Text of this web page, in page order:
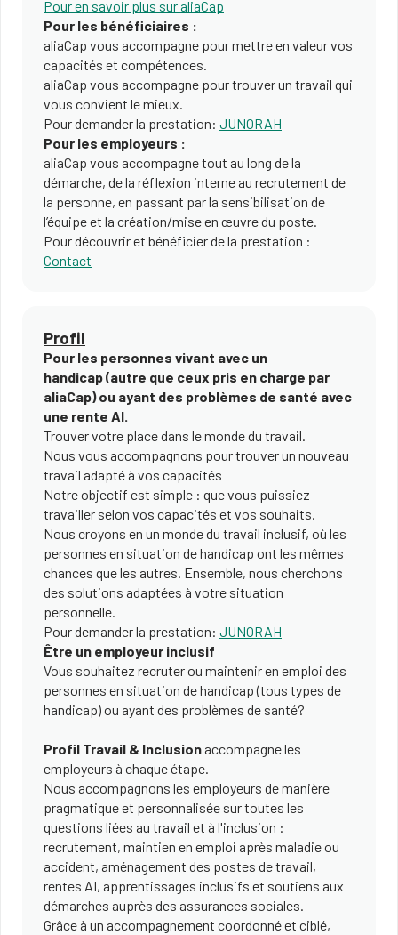
Pour en savoir plus sur aliaCap
Pour les bénéficiaires :
aliaCap vous accompagne pour mettre en valeur vos
capacités et compétences.
aliaCap vous accompagne pour trouver un travail qui
vous convient le mieux.
Pour demander la prestation: JUNORAH​
Pour les employeurs :
aliaCap vous accompagne tout au long de la
démarche, de la réflexion interne au recrutement de
la personne, en passant par la sensibilisation de
l’équipe et la création/mise en œuvre du poste.
Pour découvrir et bénéficier de la prestation :
Contact​
Profil
Pour les personnes vivant avec un
handicap (autre que ceux pris en charge par
aliaCap) ou ayant des problèmes de santé avec
une rente AI.
Trouver votre place dans le monde du travail.
Nous vous accompagnons pour trouver un nouveau
travail adapté à vos capacités
Notre objectif est simple : que vous puissiez
travailler selon vos capacités et vos souhaits.
Nous croyons en un monde du travail inclusif, où les
personnes en situation de handicap ont les mêmes
chances que les autres. Ensemble, nous cherchons
des solutions adaptées à votre situation
personnelle.
Pour demander la prestation: JUNORAH
Être un employeur inclusif
Vous souhaitez recruter ou maintenir en emploi des
personnes en situation de handicap (tous types de
handicap) ou ayant des problèmes de santé?
Profil Travail & Inclusion accompagne les
employeurs à chaque étape.
Nous accompagnons les employeurs de manière
pragmatique et personnalisée sur toutes les
questions liées au travail et à l'inclusion :
recrutement, maintien en emploi après maladie ou
accident, aménagement des postes de travail,
rentes AI, apprentissages inclusifs et soutiens aux
démarches aup​rès des assurances sociales.
Grâce à un accompagnement coordonné et ciblé,